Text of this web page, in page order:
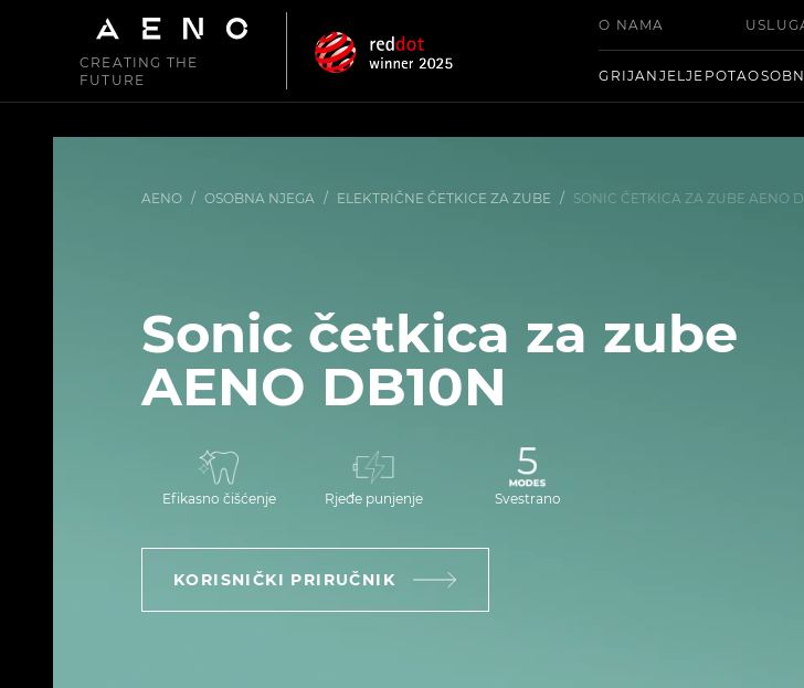
CREATING THE
FUTURE
O NAMA
GRIJANJELJEPOTA
AENO / OSOBNA NJEGA / ELEKTRIČNE ČETKICE ZA ZUBE / SONIC ČETKICA ZA ZUBE AENO
Sonic četkica za zube
AENO DB10N
Efikasno čišćenje Rjeđe punjenje Svestrano
KORISNIČKI PRIRUČNIK